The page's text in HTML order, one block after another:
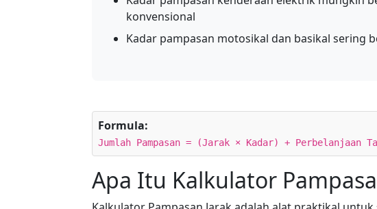
konvensional
Kadar pampasan motosikal dan basikal sering
Formula:
Jumlah Pampasan = (Jarak × Kadar) + Perbelanjaan
Apa Itu Kalkulator